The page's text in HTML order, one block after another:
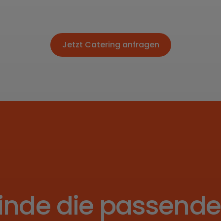
Jetzt Catering anfragen
Jetzt Catering anfragen
die